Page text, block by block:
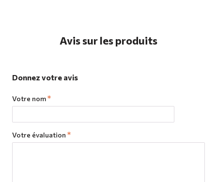
Avis sur les produits
Donnez votre avis
Votre nom
Votre évaluation